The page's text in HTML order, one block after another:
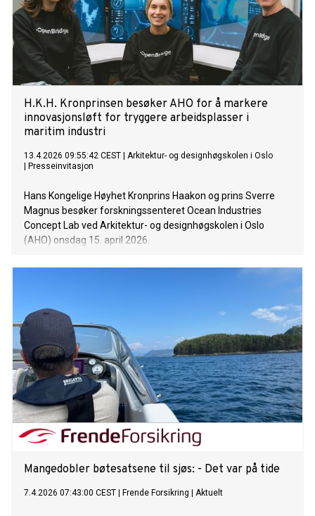
H.K.H. Kronprinsen besøker AHO for å markere
innovasjonsløft for tryggere arbeidsplasser i
maritim industri
13.4.2026 09:55:42 CEST
Arkitektur- og designhøgskolen i Oslo
Presseinvitasjon
Hans Kongelige Høyhet Kronprins Haakon og prins Sverre
Magnus besøker forskningssenteret Ocean Industries
Concept Lab ved Arkitektur- og designhøgskolen i Oslo
(AHO) onsdag 15. april 2026.
Mangedobler bøtesatsene til sjøs: - Det var på tide
7.4.2026 07:43:00 CEST Frende Forsikring Aktuelt